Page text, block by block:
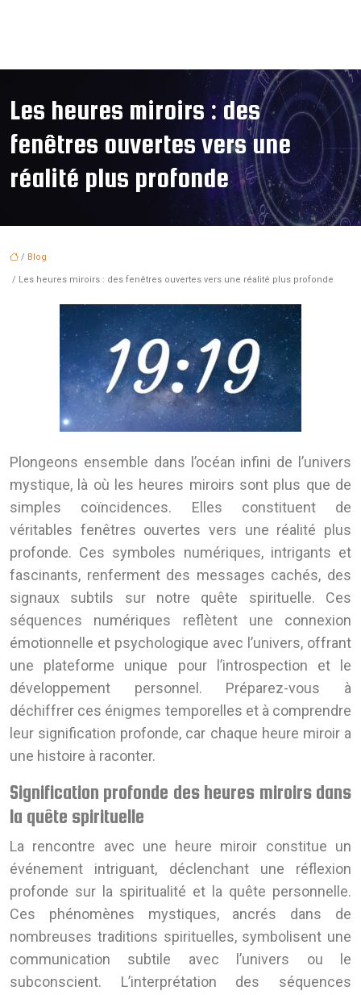
Les heures miroirs : des
fenêtres ouvertes vers une
réalité plus profonde
/ Blog
/ Les heures miroirs : des fenêtres ouvertes vers une réalité plus profonde
Plongeons ensemble dans l’océan infini de l’univers
mystique, là où les heures miroirs sont plus que de
simples coïncidences. Elles constituent de
véritables fenêtres ouvertes vers une réalité plus
profonde. Ces symboles numériques, intrigants et
fascinants, renferment des messages cachés, des
signaux subtils sur notre quête spirituelle. Ces
séquences numériques reflètent une connexion
émotionnelle et psychologique avec l’univers, offrant
une plateforme unique pour l’introspection et le
développement personnel. Préparez-vous à
déchiffrer ces énigmes temporelles et à comprendre
leur signification profonde, car chaque heure miroir a
une histoire à raconter.
Signification profonde des heures miroirs dans
la quête spirituelle
La rencontre avec une heure miroir constitue un
événement intriguant, déclenchant une réflexion
profonde sur la spiritualité et la quête personnelle.
Ces phénomènes mystiques, ancrés dans de
nombreuses traditions spirituelles, symbolisent une
communication subtile avec l’univers ou le
subconscient. L’interprétation des séquences